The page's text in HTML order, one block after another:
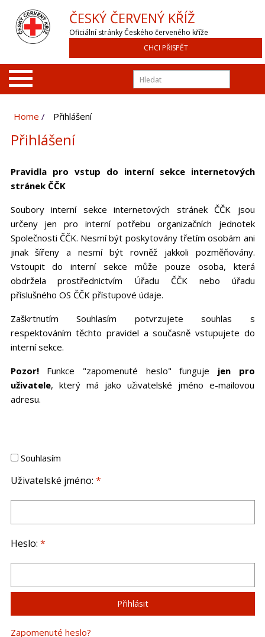
ČESKÝ ČERVENÝ KŘÍŽ
Oficiální stránky Českého červeného kříže
CHCI PŘISPĚT
Home Přihlášení
Přihlášení
Pravidla pro vstup do interní sekce internetových
stránek ČČK
Soubory interní sekce internetových stránek ČČK jsou
určeny jen pro interní potřebu organizačních jednotek
Společnosti ČČK. Nesmí být poskytovány třetím osobám ani
jinak šířeny a nesmí být rovněž jakkoli pozměňovány.
Vstoupit do interní sekce může pouze osoba, která
obdržela prostřednictvím Úřadu ČČK nebo úřadu
příslušného OS ČČK přístupové údaje.
Zaškrtnutím Souhlasím potvrzujete souhlas s
respektováním těchto pravidel a současně vstupujete do
interní sekce.
Pozor!Funkce "zapomenuté heslo" funguje jen pro
uživatele, který má jako uživatelské jméno e-mailovou
adresu.
Souhlasím
Uživatelské jméno: *
Heslo: *
Zapomenuté heslo?